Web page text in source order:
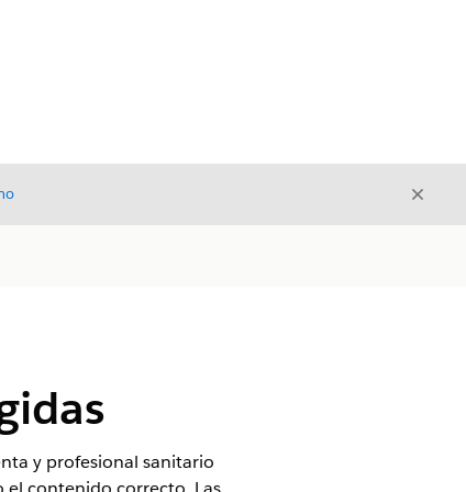
Cerrar
y profesional sanitario